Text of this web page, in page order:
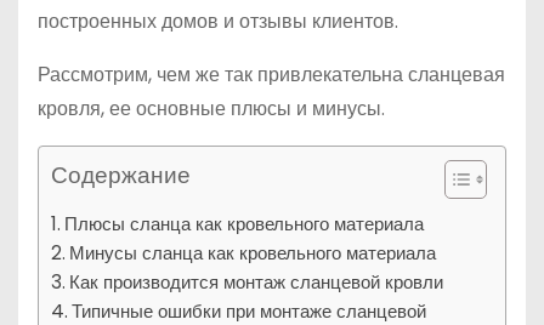
построенных домов и отзывы клиентов.
Рассмотрим, чем же так привлекательна сланцевая
кровля, ее основные плюсы и минусы.
Содержание
Плюсы сланца как кровельного материала
Минусы сланца как кровельного материала
Как производится монтаж сланцевой кровли
Типичные ошибки при монтаже сланцевой